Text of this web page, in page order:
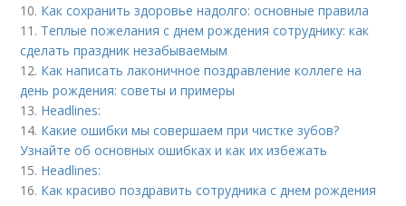
10. Как сохранить здоровье надолго: основные правила
11. Теплые пожелания с днем рождения сотруднику: как
сделать праздник незабываемым
12. Как написать лаконичное поздравление коллеге на
день рождения: советы и примеры
13. Headlines:
14. Какие ошибки мы совершаем при чистке зубов?
Узнайте об основных ошибках и как их избежать
15. Headlines:
16. Как красиво поздравить сотрудника с днем рождения